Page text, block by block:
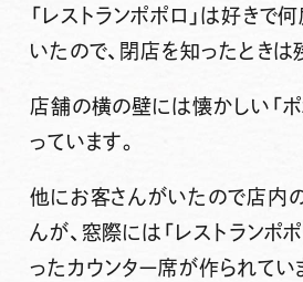
「レストランポポロ」は好きで
いたので、閉店を知ったときは
店舗の横の壁には懐かしい「
っています。
他にお客さんがいたので店内
んが、窓際には「レストランポ
ったカウンター席が作られてい